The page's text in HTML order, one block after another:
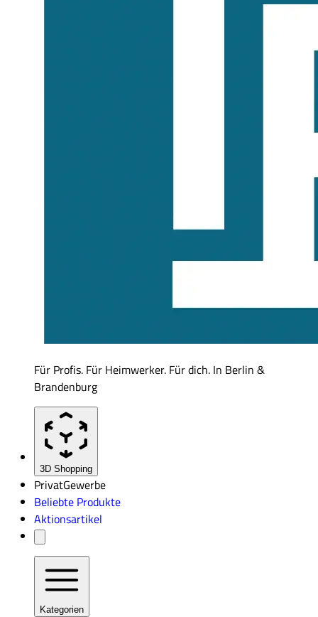
Für Profis. Für Heimwerker. Für dich. In Berlin &
Brandenburg
3D Shopping
PrivatGewerbe
Beliebte Produkte
Aktionsartikel
Kategorien